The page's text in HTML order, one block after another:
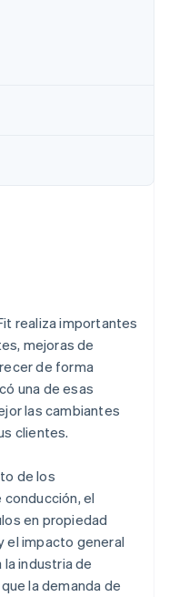
realiza importantes
mejoras de
de forma
una de esas
las cambiantes
clientes.
de los
el
en propiedad
el impacto general
industria de
la demanda de